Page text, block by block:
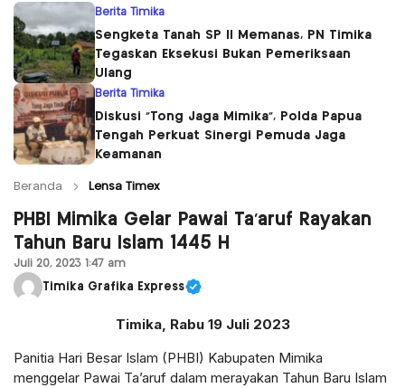
Berita Timika
Sengketa Tanah SP II Memanas, PN Timika
Tegaskan Eksekusi Bukan Pemeriksaan
Ulang
Berita Timika
Diskusi “Tong Jaga Mimika”, Polda Papua
Tengah Perkuat Sinergi Pemuda Jaga
Keamanan
Beranda Lensa Timex
PHBI Mimika Gelar Pawai Ta’aruf Rayakan
Tahun Baru Islam 1445 H
Juli 20, 2023 1:47 am
Timika Grafika Express
Timika, Rabu 19 Juli 2023
Panitia Hari Besar Islam (PHBI) Kabupaten Mimika
menggelar Pawai Ta’aruf dalam merayakan Tahun Baru Islam